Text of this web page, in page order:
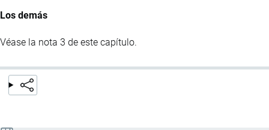
Los demás
Véase la nota 3 de este capítulo.